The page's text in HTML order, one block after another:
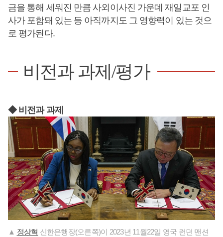
금을 통해 세워진 만큼 사외이사진 가운데 재일교포 인
사가 포함돼 있는 등 아직까지도 그 영향력이 있는 것으
로 평가된다.
비전과 과제/평가
◆ 비전과 과제
▲ 정상혁 신한은행장(오른쪽)이 2023년 11월22일 영국 런던 맨션